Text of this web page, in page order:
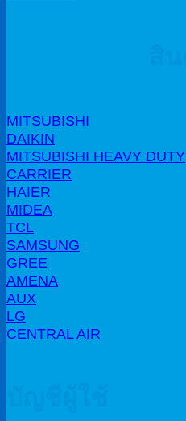
MITSUBISHI
DAIKIN
MITSUBISHI HEAVY DUTY
CARRIER
HAIER
MIDEA
TCL
SAMSUNG
GREE
AMENA
AUX
LG
CENTRAL AIR